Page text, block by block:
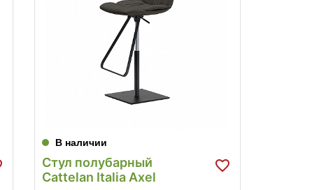
В наличии
Стул полубарный
Cattelan Italia Axel